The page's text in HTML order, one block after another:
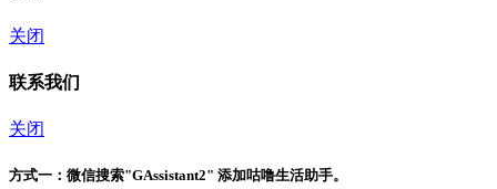
关闭
联系我们
关闭
方式一： 微信搜索"GAssistant2" 添加咕噜生活助手。